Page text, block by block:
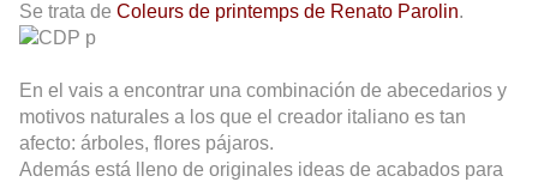
Se trata de Coleurs de printemps de Renato Parolin.
En el vais a encontrar una combinación de abecedarios y
motivos naturales a los que el creador italiano es tan
afecto: árboles, flores pájaros.
Además está lleno de originales ideas de acabados para